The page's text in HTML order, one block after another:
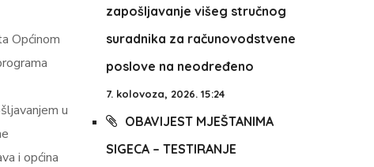
Općinom
u
i općina
zapošljavanje višeg stručnog
suradnika za računovodstvene
poslove na neodređeno
7. kolovoza, 2026. 15:24
OBAVIJEST MJEŠTANIMA
SIGECA – TESTIRANJE